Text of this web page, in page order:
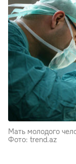
Мать молодого
Фото: trend.az